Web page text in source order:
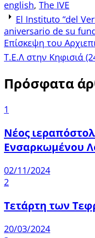
english, The IVE
Post
navigation
El Instituto “del
aniversario de su
Επίσκεψη του
Τ.Ε.Λ στην Κηφισιά
Πρόσφατα
1
Νέος
Ενσαρκωμένου
02/11/2024
2
Τετάρτη των
20/03/2024